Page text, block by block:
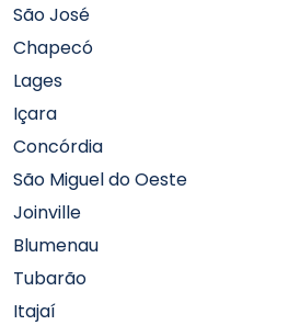
São José
Chapecó
Lages
Içara
Concórdia
São Miguel do Oeste
Joinville
Blumenau
Tubarão
Itajaí